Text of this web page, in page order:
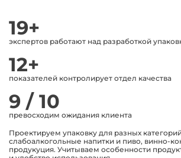
19+
экспертов работают над разработкой
12+
показателей контролирует отдел качества
9 / 10
превосходим ожидания клиента
Проектируем упаковку для разных
слабоалкогольные напитки и пиво, винно-
продукуция. Учитываем особенности